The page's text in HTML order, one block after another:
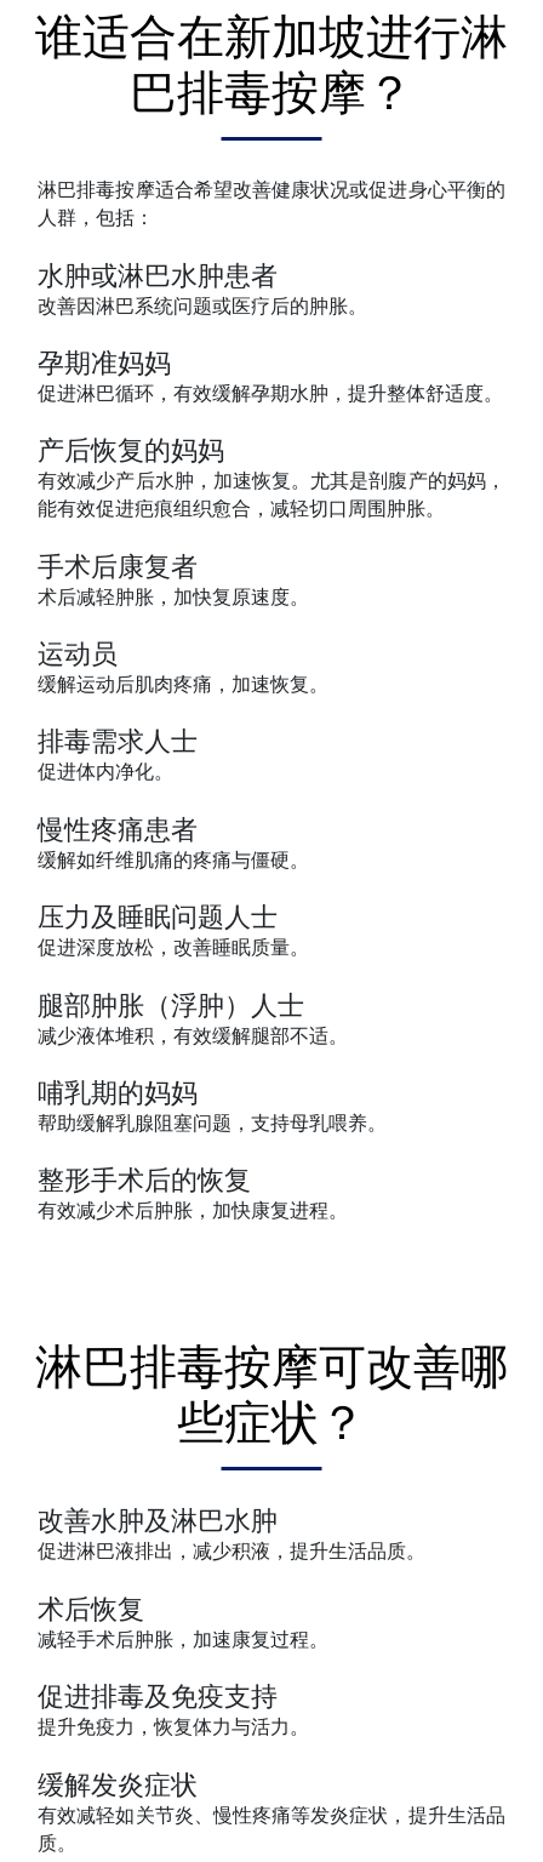
谁适合在新加坡进行淋
巴排毒按摩？
淋巴排毒按摩适合希望改善健康状况或促进身心平衡的
人群，包括：
水肿或淋巴水肿患者
改善因淋巴系统问题或医疗后的肿胀。
孕期准妈妈
促进淋巴循环，有效缓解孕期水肿，提升整体舒适度。
产后恢复的妈妈
有效减少产后水肿，加速恢复。尤其是剖腹产的妈妈，
能有效促进疤痕组织愈合，减轻切口周围肿胀。
手术后康复者
术后减轻肿胀，加快复原速度。
运动员
缓解运动后肌肉疼痛，加速恢复。
排毒需求人士
促进体内净化。
慢性疼痛患者
缓解如纤维肌痛的疼痛与僵硬。
压力及睡眠问题人士
促进深度放松，改善睡眠质量。
腿部肿胀（浮肿）人士
减少液体堆积，有效缓解腿部不适。
哺乳期的妈妈
帮助缓解乳腺阻塞问题，支持母乳喂养。
整形手术后的恢复
有效减少术后肿胀，加快康复进程。
淋巴排毒按摩可改善哪
些症状？
改善水肿及淋巴水肿
促进淋巴液排出，减少积液，提升生活品质。
术后恢复
减轻手术后肿胀，加速康复过程。
促进排毒及免疫支持
提升免疫力，恢复体力与活力。
缓解发炎症状
有效减轻如关节炎、慢性疼痛等发炎症状，提升生活品
质。